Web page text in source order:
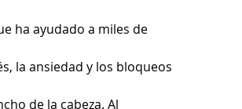
ha ayudado a miles de
la ansiedad y los bloqueos
de la cabeza. Al